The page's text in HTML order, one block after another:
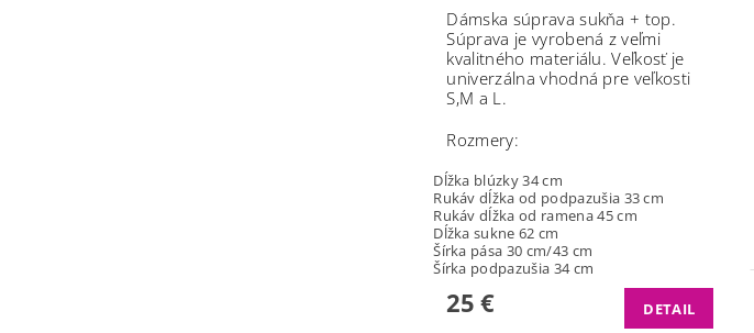
Dámska súprava sukňa + top.
Súprava je vyrobená z veľmi
kvalitného materiálu.Veľkosť je
univerzálna vhodná pre veľkosti
S,M a L.
Rozmery:
Dĺžka blúzky34 cm
Rukáv dĺžka od podpazušia 33 cm
Rukáv dĺžka od ramena45 cm
Dĺžka sukne62 cm
Šírka pása 30 cm/43 cm
Šírka podpazušia 34 cm
25 € DETAIL